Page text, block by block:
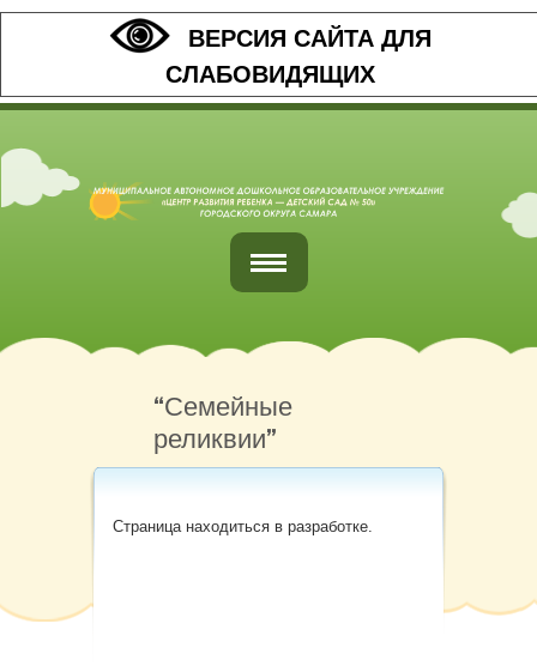
ВЕРСИЯ САЙТА ДЛЯ
СЛАБОВИДЯЩИХ
Главная
Обратная связь
Наши контакты
Карта сайта
“Семейные
реликвии”
Страница находиться в разработке.